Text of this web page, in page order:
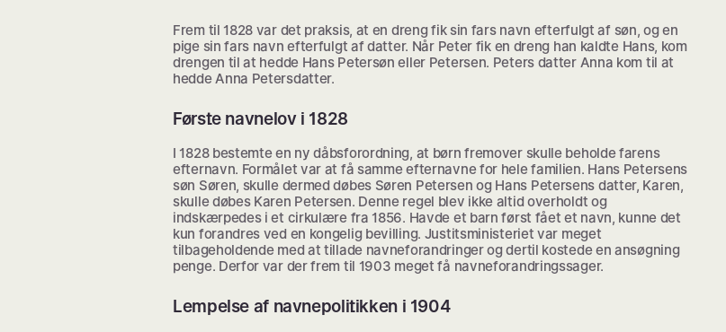
Frem til 1828 var det praksis, at en dreng fik sin fars navn efterfulgt af søn, og en
pige sin fars navn efterfulgt af datter. Når Peter fik en dreng han kaldte Hans, kom
drengen til at hedde Hans Petersøn eller Petersen. Peters datter Anna kom til at
hedde Anna Petersdatter.
Første navnelov i 1828
I 1828 bestemte en ny dåbsforordning, at børn fremover skulle beholde farens
efternavn. Formålet var at få samme efternavne for hele familien. Hans Petersens
søn Søren, skulle dermed døbes Søren Petersen og Hans Petersens datter, Karen,
skulle døbes Karen Petersen. Denne regel blev ikke altid overholdt og
indskærpedes i et cirkulære fra 1856. Havde et barn først fået et navn, kunne det
kun forandres ved en kongelig bevilling. Justitsministeriet var meget
tilbageholdende med at tillade navneforandringer og dertil kostede en ansøgning
penge. Derfor var der frem til 1903 meget få navneforandringssager.
Lempelse af navnepolitikken i 1904